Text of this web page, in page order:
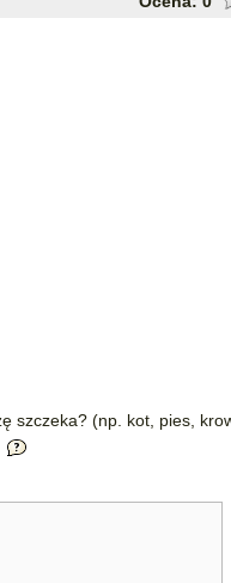
szczeka? (np. kot, pies,